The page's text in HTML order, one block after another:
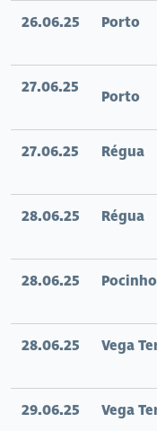
26.06.25 Porto
27.06.25 Porto
27.06.25 Régua
28.06.25 Régua
28.06.25 Pocinho
28.06.25 Vega
29.06.25 Vega